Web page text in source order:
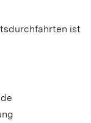
ist